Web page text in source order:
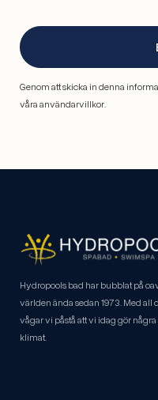
Genom att skicka in denna
våra användarvillkor.
Hydropools bad har bubblat på
världen ända sedan 1973. Med
vågar vi påstå att vi idag gör
klimat.